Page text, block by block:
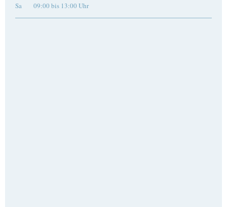
Sa 09:00 bis 13:00 Uhr